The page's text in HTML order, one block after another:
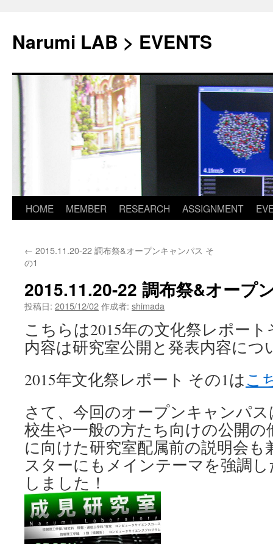
Narumi LAB > EVENTS
コ
テ
ツ
ス
プ
HOME MEMBER RESEARCH ASSIGNMENT
← 2015.11.20-22 調布祭&オープンキャンパス そ
の1
2015.11.20-22 調布祭&オープ
投稿日: 2015/12/02作成者: shimada
こちらは2015年の文化祭レポー
内容は研究室公開と発表内容につ
2015年文化祭レポート その1はこ
さて、今回のオープンキャンパ
校生や一般の方たち向けの公開の
に向けた研究室配属前の説明会
スターにもメインテーマを強調
しました！